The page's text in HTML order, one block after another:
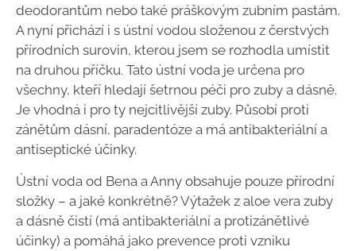
deodorantům nebo také práškovým zubním pastám.
A nyní přichází i s ústní vodou složenou z čerstvých
přírodních surovin, kterou jsem se rozhodla umístit
na druhou příčku. Tato ústní voda je určena pro
všechny, kteří hledají šetrnou péči pro zuby a dásně.
Je vhodná i pro ty nejcitlivější zuby. Působí proti
zánětům dásní, paradentóze a má antibakteriální a
antiseptické účinky.
Ústní voda od Bena a Anny obsahuje pouze přírodní
složky – a jaké konkrétně? Výtažek z aloe vera zuby
a dásně čistí (má antibakteriální a protizánětlivé
účinky) a pomáhá jako prevence proti vzniku